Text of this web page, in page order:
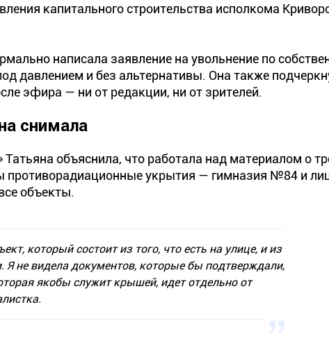
капитального строительства исполкома
написала заявление на увольнение по
давлением и без альтернативы. Она также
эфира — ни от редакции, ни от зрителей.
снимала
объяснила, что работала над материалом о
противорадиационные укрытия — гимназия №84 и
объекты.
который состоит из того, что есть на улице, и из
Я не видела документов, которые бы подтверждали,
якобы служит крышей, идет отдельно от